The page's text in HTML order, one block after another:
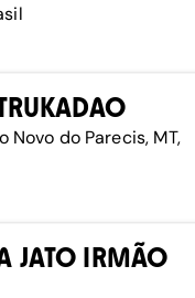
Novo do Parecis, MT,
JATO IRMÃO